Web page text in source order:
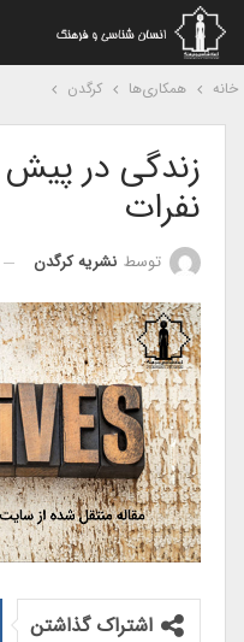
همکاری‌ها کرگدن
زندگی در پیش
نفرات
توسطنشریه کرگدن
اشتراک گذاشتن